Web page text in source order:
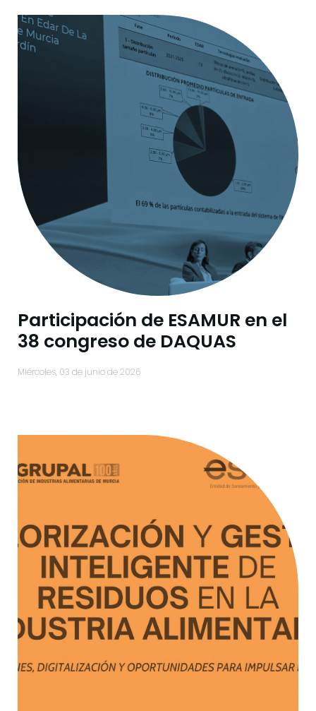
Participación de ESAMUR en el
38 congreso de DAQUAS
miércoles, 03 de junio de 2026